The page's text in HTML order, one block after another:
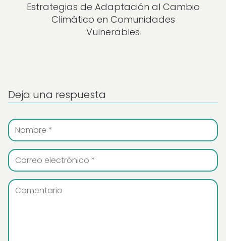
Estrategias de Adaptación al Cambio
Climático en Comunidades
Vulnerables
Deja una respuesta